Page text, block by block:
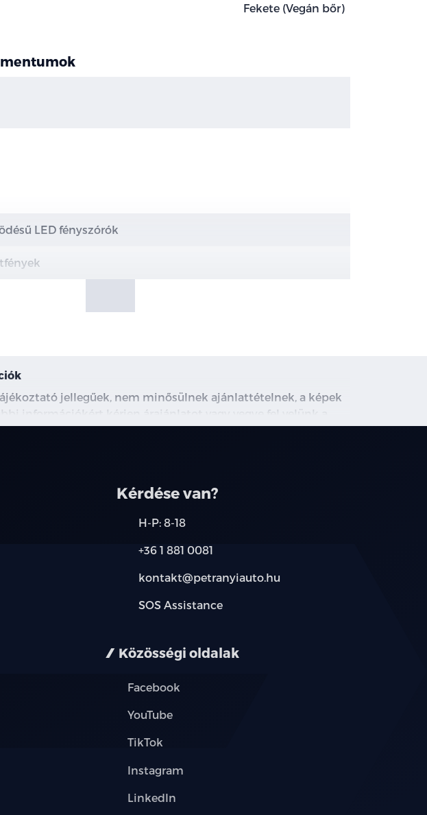
Fekete (Vegán bőr)
LED fényszórók
becsípődésgátlóval és elektromosan állítható
és behajtható, fűthető külső tükrök
oldalüvegek árnyékoltak
állítható vezetőülés
jellegűek, nem minősülnek ajánlattételnek, a képek
információkért kérjen árajánlatot vagy vegye fel velünk a
A meghirdetett induló THM tájékoztató jellegű,
Kérdése van?
H-P: 8-18
+36 1 881 0081
kontakt@petranyiauto.hu
SOS Assistance
Közösségi oldalak
Facebook
YouTube
TikTok
Instagram
LinkedIn